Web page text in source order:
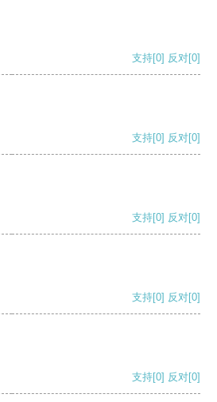
支持[0] 反对[0]
支持[0] 反对[0]
支持[0] 反对[0]
支持[0] 反对[0]
支持[0] 反对[0]